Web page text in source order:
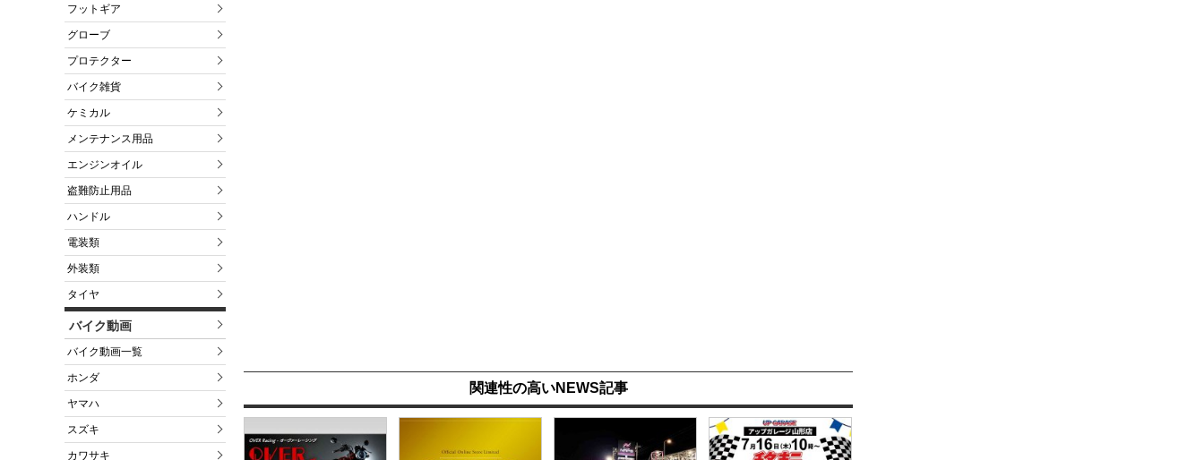
フットギア
グローブ
プロテクター
バイク雑貨
ケミカル
メンテナンス用品
エンジンオイル
盗難防止用品
ハンドル
電装類
外装類
タイヤ
バイク動画
バイク動画一覧
ホンダ
ヤマハ
スズキ
カワサキ
関連性の高いNEWS記事